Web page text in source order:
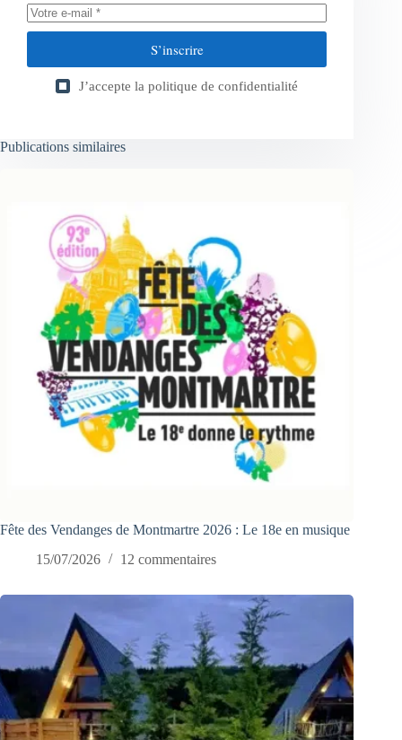
S’inscrire
J’accepte la politique de confidentialité
Publications similaires
Fête des Vendanges de Montmartre 2026 : Le 18e en musique
15/07/2026
12 commentaires